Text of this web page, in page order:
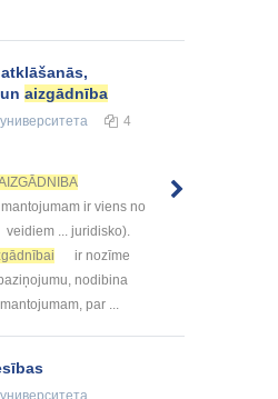
aizgādnība
4
mantojumam ir viens no
veidiem ... juridisko).
ir nozīme
nodibina
mantojumam, par ...